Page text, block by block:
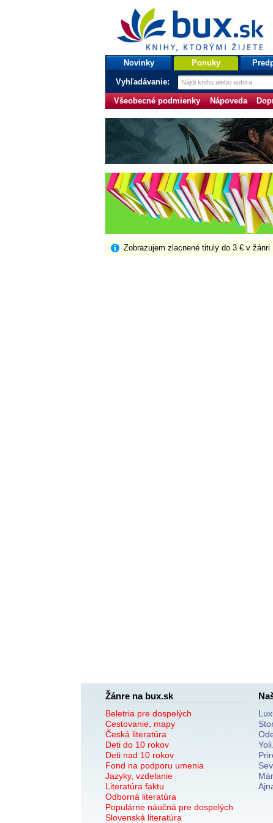
bux.sk
knihy, ktorými žijete
Úvodná stránka
Novinky Ponuky
Vyhľadávanie:
Všeobecné podmienky Nápoveda
Zobrazujem zlacnené tituly do 3 € v žánri
Žánre na bux.sk
Beletria pre dospelých
Cestovanie, mapy
Česká literatúra
Deti do 10 rokov
Deti nad 10 rokov
Fond na podporu umenia
Jazyky, vzdelanie
Literatúra faktu
Odborná literatúra
Populárne náučná pre dospelých
Slovenská literatúra